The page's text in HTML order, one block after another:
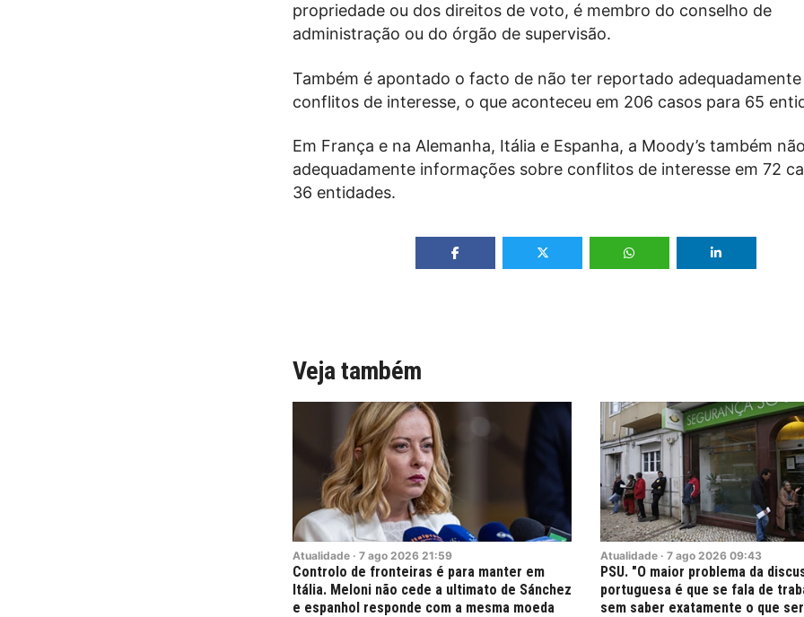
propriedade ou dos direitos de voto, é membro do conselho de
administração ou do órgão de supervisão.
Também é apontado o facto de não ter reportado
conflitos de interesse, o que aconteceu em 206 casos para 65
Em França e na Alemanha, Itália e Espanha, a Moody’s também
adequadamente informações sobre conflitos de interesse em 72
36 entidades.
Veja também
Atualidade · 7 ago 2026 21:59
Controlo de fronteiras é para manter em
Itália. Meloni não cede a ultimato de Sánchez
e espanhol responde com a mesma moeda
Atualidade · 7 ago 2026 09:43
PSU. "O maior problema da
portuguesa é que se fala de
sem saber exatamente o que